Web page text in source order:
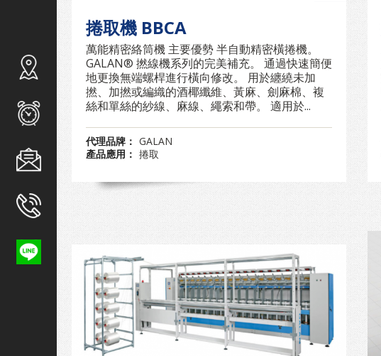
捲取機 BBCA
萬能精密絡筒機 主要優勢 半自動精密橫捲機。
GALAN® 撚線機系列的完美補充。 通過快速簡便
地更換無端螺桿進行橫向修改。 用於纏繞未加
撚、加撚或編織的酒椰纖維、黃麻、劍麻棉、複
絲和單絲的紗線、麻線、繩索和帶。 適用於...
代理品牌： GALAN
產品應用： 捲取